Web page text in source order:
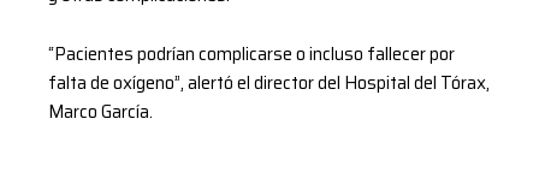
“Pacientes podrían complicarse o incluso fallecer por
falta de oxígeno”, alertó el director del Hospital del Tórax,
Marco García.